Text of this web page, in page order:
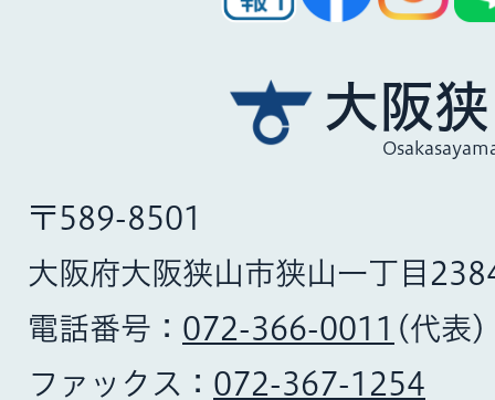
大阪
〒589-8501
大阪府大阪狭山市狭山一丁目
電話番号： 072-366-0011 (代表)
ファックス： 072-367-1254